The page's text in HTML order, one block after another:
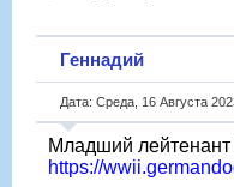
Геннадий
Дата: Среда, 16 Августа
Младший
https://